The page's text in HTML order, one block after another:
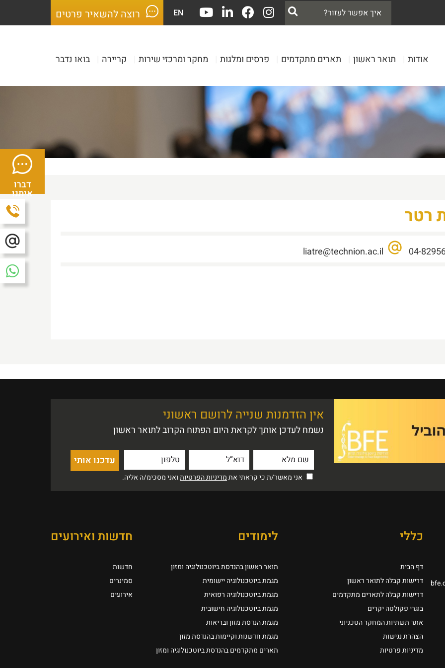
EN רוצה להשאיר פרטים
אודות תואר ראשון תארים מתקדמים פרסים ומלגות מחקר ומרכזי שירות קריירה בואו נדבר
דברו
איתנו
רטר
04-
liatre@technion.ac.il
אין הזדמנות שנייה לרושם ראשוני
נשמח לעדכן אותך לקראת היום הפתוח הקרוב לתואר ראשון
אני מאשר/ת כי קראתי את מדיניות הפרטיות ואני מסכימ/ה אליה.
כללי
דף הבית
דרישות קבלה לתואר ראשון
דרישות קבלה לתארים מתקדמים
בוגרי פקולטה יקרים
אתר תשתיות המחקר הטכניוני
הצהרת נגישות
מדיניות פרטיות
לימודים
תואר ראשון בהנדסת ביוטכנולוגיה ומזון
מגמת ביוטכנולוגיה יישומית
מגמת ביוטכנולוגיה רפואית
מגמת ביוטכנולוגיה חישובית
מגמת הנדסת מזון ובריאות
מגמת חדשנות וקיימות בהנדסת מזון
תארים מתקדמים בהנדסת ביוטכנולוגיה ומזון
חדשות ואירועים
חדשות
סמינרים
אירועים